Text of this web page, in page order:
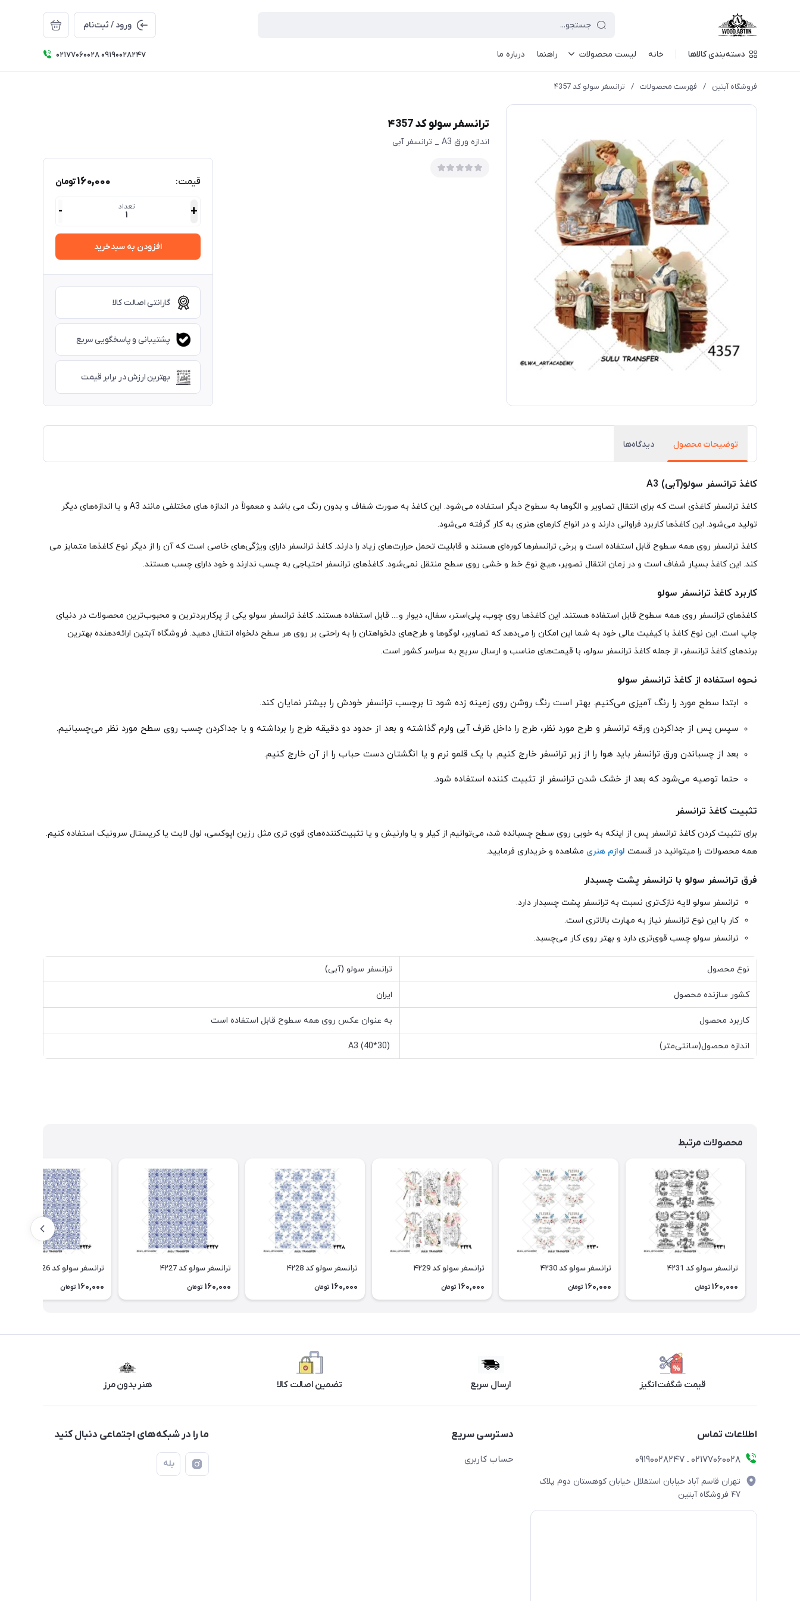
ورود / ثبت‌نام
دسته‌بندی کالاها خانه لیست محصولات راهنما درباره ما ۰۲۱۷۷۰۶۰۰۲۸ ۰۹۱۹۰۰۲۸۲۴۷
فروشگاه آبتین / فهرست محصولات / ترانسفر سولو کد ۴357
ترانسفر سولو کد ۴357
اندازه ورق A3 _ ترانسفر آبی
قیمت: 160,000تومان
+ تعداد
1
-
افزودن به سبدخرید
گارانتی اصالت کالا
پشتیبانی و پاسخگویی سریع
بهترین ارزش در برابر قیمت
توضیحات محصول دیدگاه‌ها
کاغذ ترانسفر سولو(آبی) A3
کاغذ ترانسفر کاغذی است که برای انتقال تصاویر و الگوها به سطوح دیگر استفاده می‌شود. این کاغذ به صورت شفاف و بدون رنگ می باشد و معمولاً در اندازه های مختلفی مانند A3 و یا اندازه‌های دیگر
تولید می‌شود. این کاغذها کاربرد فراوانی دارند و در انواع کارهای هنری به کار گرفته می‌شود.
کاغذ ترانسفر روی همه سطوح قابل استفاده است و برخی ترانسفرها کوره‌ای هستند و قابلیت تحمل حرارت‌های زیاد را دارند. کاغذ ترانسفر دارای ویژگی‌های خاصی است که آن را از دیگر نوع کاغذها متمایز می
کند. این کاغذ بسیار شفاف است و در زمان انتقال تصویر، هیچ نوع خط و خشی روی سطح منتقل نمی‌شود. کاغذهای ترانسفر احتیاجی به چسب ندارند و خود دارای چسب هستند.
کاربرد کاغذ ترانسفر سولو
کاغذهای ترانسفر روی همه سطوح قابل استفاده هستند. این کاغذها روی چوب، پلی‌استر، سفال، دیوار و.... قابل استفاده هستند. کاغذ ترانسفر سولو یکی از پرکاربردترین و محبوب‌ترین محصولات در دنیای
چاپ است. این نوع کاغذ با کیفیت عالی خود به شما این امکان را می‌دهد که تصاویر، لوگوها و طرح‌های دلخواهتان را به راحتی بر روی هر سطح دلخواه انتقال دهید. فروشگاه آبتین ارائه‌دهنده بهترین
برندهای کاغذ ترانسفر، از جمله کاغذ ترانسفر سولو، با قیمت‌های مناسب و ارسال سریع به سراسر کشور است.
نحوه استفاده از کاغذ ترانسفر سولو
ابتدا سطح مورد را رنگ آمیزی می‌کنیم. بهتر است رنگ روشن روی زمینه زده شود تا برچسب ترانسفر خودش را بیشتر نمایان کند.
سپس پس از جداکردن ورقه ترانسفر و طرح مورد نظر، طرح‌ را داخل ظرف آبی ولرم گذاشته و بعد از حدود دو دقیقه طرح را برداشته و با جداکردن چسب روی سطح مورد نظر می‌چسبانیم.
بعد از چسباندن ورق ترانسفر باید هوا را از زیر ترانسفر خارج کنیم. با یک قلمو نرم و یا انگشتان دست حباب را از آن خارج کنیم.
حتما توصیه می‌شود که بعد از خشک شدن ترانسفر از تثبیت کننده استفاده شود.
تثبیت کاغذ ترانسفر
برای تثبیت کردن کاغذ ترانسفر پس از اینکه به خوبی روی سطح چسبانده شد، می‌توانیم از کیلر و یا وارنیش و یا تثبیت‌کننده‌های قوی تری مثل رزین اپوکسی، لول لایت یا کریستال سرونیک استفاده کنیم.
همه محصولات را میتوانید در قسمت لوازم هنری مشاهده و خریداری فرمایید.
فرق ترانسفر سولو با ترانسفر پشت چسبدار
ترانسفر سولو لایه نازک‌تری نسبت به ترانسفر پشت چسبدار دارد.
کار با این نوع ترانسفر نیاز به مهارت بالاتری است.
ترانسفر سولو چسب قوی‌تری دارد و بهتر روی کار می‌چسبد.
نوع محصول ترانسفر سولو (آبی)
کشور سازنده محصول ایران
کاربرد محصول به عنوان عکس روی همه سطوح قابل استفاده است
اندازه محصول(سانتی‌متر)
محصولات مرتبط
ترانسفر سولو کد ۴۲31
160,000 تومان
ترانسفر سولو کد ۴۲30
160,000 تومان
ترانسفر سولو کد ۴۲29
160,000 تومان
ترانسفر سولو کد ۴۲28
160,000 تومان
ترانسفر سولو کد ۴۲27
160,000 تومان
ترانسفر سولو کد ۴۲26
160,000 تومان
قیمت شگفت‌انگیز ارسال سریع تضمین اصالت کالا هنر بدون مرز
اطلاعات تماس
۰۲۱۷۷۰۶۰۰۲۸ ـ ۰۹۱۹۰۰۲۸۲۴۷
تهران قاسم آباد خیابان استقلال خیابان کوهستان دوم پلاک
۴۷ فروشگاه آبتین
دسترسی سریع
حساب کاربری
ما را در شبکه‌های اجتماعی دنبال کنید
بله